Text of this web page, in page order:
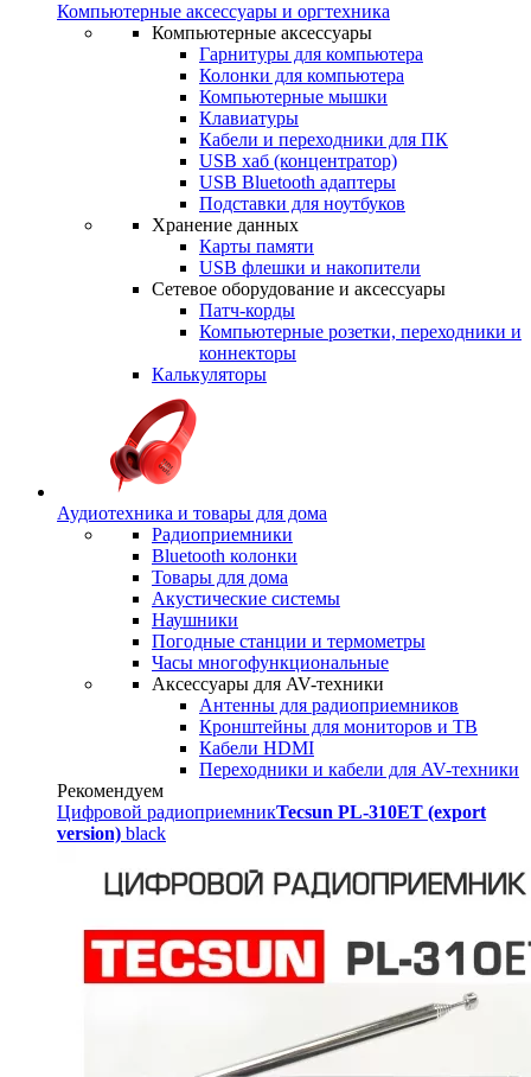
Компьютерные аксессуары и оргтехника
Компьютерные аксессуары
Гарнитуры для компьютера
Колонки для компьютера
Компьютерные мышки
Клавиатуры
Кабели и переходники для ПК
USB хаб (концентратор)
USB Bluetooth адаптеры
Подставки для ноутбуков
Хранение данных
Карты памяти
USB флешки и накопители
Сетевое оборудование и аксессуары
Патч-корды
Компьютерные розетки, переходники и
коннекторы
Калькуляторы
Аудиотехника и товары для дома
Радиоприемники
Bluetooth колонки
Товары для дома
Акустические системы
Наушники
Погодные станции и термометры
Часы многофункциональные
Аксессуары для AV-техники
Антенны для радиоприемников
Кронштейны для мониторов и ТВ
Кабели HDMI
Переходники и кабели для AV-техники
Рекомендуем
Цифровой радиоприемникTecsun PL-310ET (export
version) black